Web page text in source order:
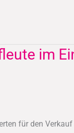
im
für den